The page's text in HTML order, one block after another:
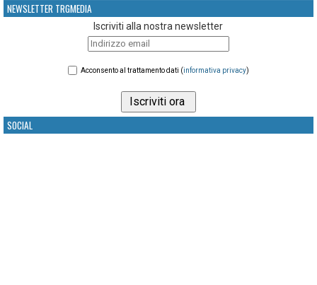
NEWSLETTER TRGMEDIA
Iscriviti alla nostra newsletter
Acconsento al trattamento dati (informativa privacy)
SOCIAL